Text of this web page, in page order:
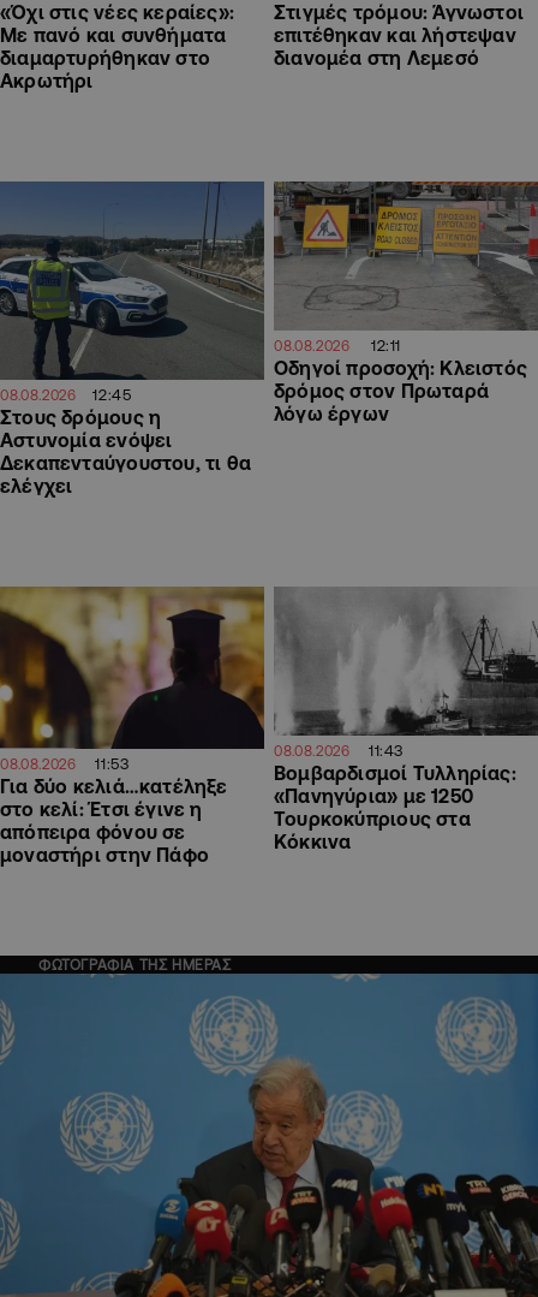
«Όχι στις νέες κεραίες»:
Με πανό και συνθήματα
διαμαρτυρήθηκαν στο
Ακρωτήρι
Στιγμές τρόμου: Άγνωστοι
επιτέθηκαν και λήστεψαν
διανομέα στη Λεμεσό
08.08.2026 12:45
Στους δρόμους η
Αστυνομία ενόψει
Δεκαπενταύγουστου, τι θα
ελέγχει
08.08.2026 12:11
Οδηγοί προσοχή: Κλειστός
δρόμος στον Πρωταρά
λόγω έργων
08.08.2026 11:53
Για δύο κελιά…κατέληξε
στο κελί: Έτσι έγινε η
απόπειρα φόνου σε
μοναστήρι στην Πάφο
08.08.2026 11:43
Βομβαρδισμοί Τυλληρίας:
«Πανηγύρια» με 1250
Τουρκοκύπριους στα
Κόκκινα
ΦΩΤΟΓΡΑΦΙΑ ΤΗΣ ΗΜΕΡΑΣ